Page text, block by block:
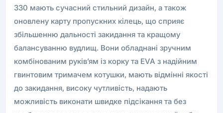
330 мають сучасний стильний дизайн, а також
оновлену карту пропускних кілець, що сприяє
збільшенню дальності закидання та кращому
балансуванню вудлищ. Вони обладнані зручним
комбінованим руків’ям із корку та EVA з надійним
гвинтовим тримачем котушки, мають відмінні якості
до закидання, високу чутливість, надають
можливість виконати швидке підсікання та без